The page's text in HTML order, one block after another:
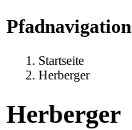
Pfadnavigation
Startseite
Herberger
Herberger